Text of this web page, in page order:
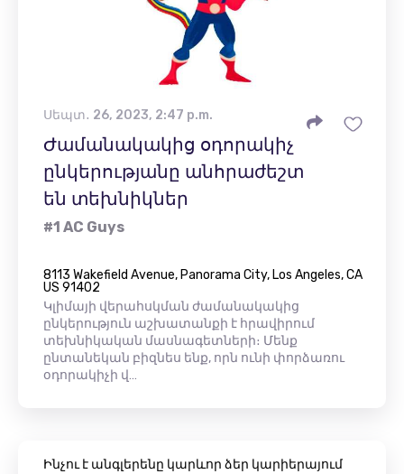
Սեպտ․ 26, 2023, 2:47 p.m.
Ժամանակակից օդորակիչ
ընկերությանը անհրաժեշտ
են տեխնիկներ
#1 AC Guys
8113 Wakefield Avenue, Panorama City, Los Angeles, CA
US 91402
Կլիմայի վերահսկման ժամանակակից
ընկերություն աշխատանքի է հրավիրում
տեխնիկական մասնագետների։ Մենք
ընտանեկան բիզնես ենք, որն ունի փորձառու
օդորակիչի վ…
Ինչու է անգլերենը կարևոր ձեր կարիերայում